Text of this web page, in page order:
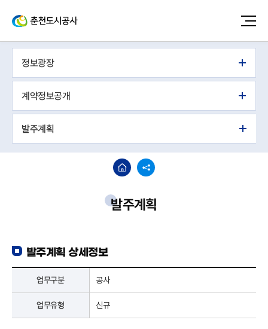
정보광장
계약정보공개
발주계획
발주계획
발주계획 상세정보
업무구분 공사
업무유형 신규